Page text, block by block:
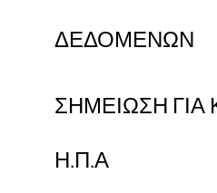
ΔΕΔΟΜΕΝΩΝ
ΣΗΜΕΙΩΣΗ ΓΙΑ
Η.Π.Α